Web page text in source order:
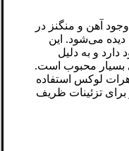
آهن و منگنز در
دیده می‌شود. این
و به دلیل
بسیار محبوب است.
لوکس استفاده
تزئینات ظریف